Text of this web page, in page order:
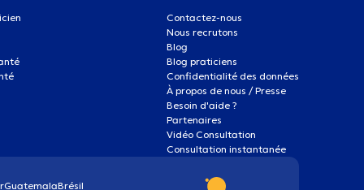
Contactez-nous
Nous recrutons
Blog
Blog praticiens
Confidentialité des données
À propos de nous / Presse
Besoin d'aide ?
Partenaires
Vidéo Consultation
Consultation instantanée
GuatemalaBrésil